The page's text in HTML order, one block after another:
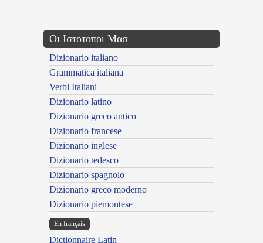
Οι Ιστοτοποι Μασ
Dizionario italiano
Grammatica italiana
Verbi Italiani
Dizionario latino
Dizionario greco antico
Dizionario francese
Dizionario inglese
Dizionario tedesco
Dizionario spagnolo
Dizionario greco moderno
Dizionario piemontese
En français
Dictionnaire Latin